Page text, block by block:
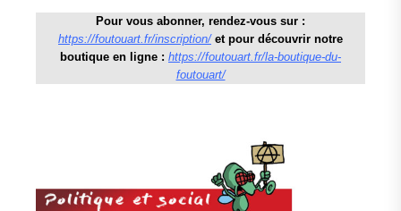
Pour vous abonner, rendez-vous sur :
https://foutouart.fr/inscription/ et pour découvrir notre
boutique en ligne : https://foutouart.fr/la-boutique-du-
foutouart/